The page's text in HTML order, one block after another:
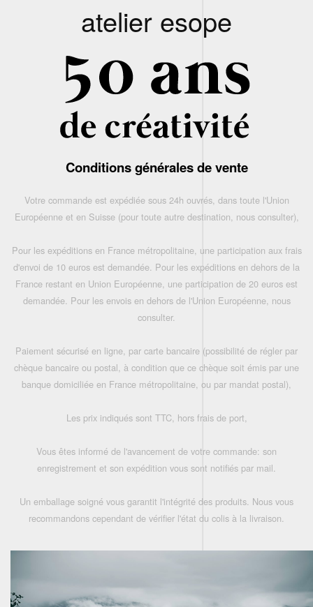
atelier esope
Conditions générales de vente
Votre commande est expédiée sous 24h ouvrés, dans toute l'Union
Européenne et en Suisse (pour toute autre destination, nous consulter),
Pour les expéditions en France métropolitaine, une participation aux frais
d'envoi de 10 euros est demandée. Pour les expéditions en dehors de la
France restant en Union Européenne, une participation de 20 euros est
demandée. Pour les envois en dehors de l'Union Européenne, nous
consulter.
Paiement sécurisé en ligne, par carte bancaire (possibilité de régler par
chèque bancaire ou postal, à condition que ce chèque soit émis par une
banque domiciliée en France métropolitaine, ou par mandat postal),
Les prix indiqués sont TTC, hors frais de port,
Vous êtes informé de l'avancement de votre commande: son
enregistrement et son expédition vous sont notifiés par mail.
Un emballage soigné vous garantit l'intégrité des produits. Nous vous
recommandons cependant de vérifier l'état du colis à la livraison.